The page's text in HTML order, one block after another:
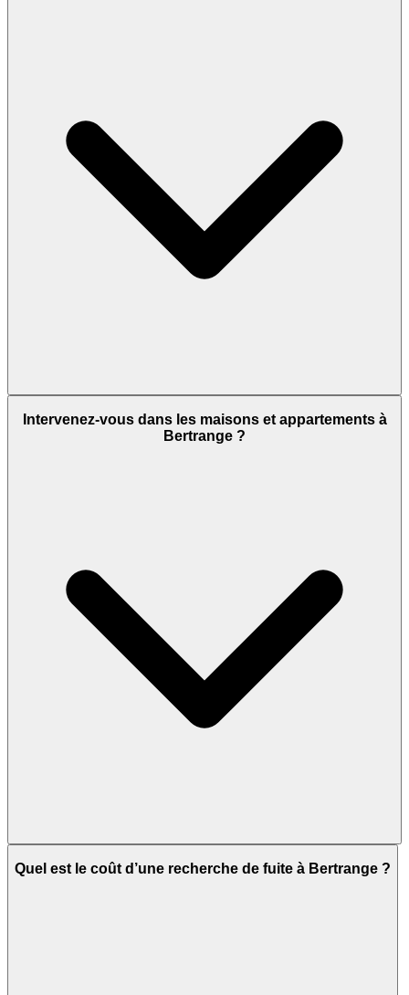
Intervenez-vous dans les maisons et appartements à
Bertrange ?
Quel est le coût d’une recherche de fuite à Bertrange ?